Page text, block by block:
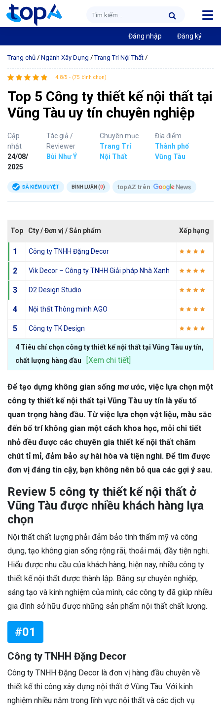
Đăng nhập Đăng ký
Trang chủ / Ngành Xây Dựng /Trang Trí Nội Thất /
4.8/5 - (75 bình chọn)
Top 5 Công ty thiết kế nội thất tại
Vũng Tàu uy tín chuyên nghiệp
Cập
nhật
24/08/
2025
Tác giả /
Reviewer
Bùi Như Ý
Chuyên mục
Trang Trí
Nội Thất
Địa điểm
Thành phố
Vũng Tàu
ĐÃ KIỂM DUYỆT BÌNH LUẬN (0) topAZ trên
Top Cty / Đơn vị / Sản phẩm Xếp hạng
1 Công ty TNHH Đặng Decor
2 Vik Decor – Công ty TNHH Giải pháp Nhà Xanh
3 D2 Design Studio
4 Nội thất Thông minh AGO
5 Công ty TK Design
4 Tiêu chí chọn công ty thiết kế nội thất tại Vũng Tàu uy tín,
chất lượng hàng đầu
[Xem chi tiết]
Để tạo dựng không gian sống mơ ước, việc lựa chọn một
công ty thiết kế nội thất tại Vũng Tàu uy tín là yếu tố
quan trọng hàng đầu. Từ việc lựa chọn vật liệu, màu sắc
đến bố trí không gian một cách khoa học, mỗi chi tiết
nhỏ đều được các chuyên gia thiết kế nội thất chăm
chút tỉ mỉ, đảm bảo sự hài hòa và tiện nghi. Để tìm được
đơn vị đáng tin cậy, bạn không nên bỏ qua các gợi ý sau.
Review 5 công ty thiết kế nội thất ở
Vũng Tàu được nhiều khách hàng lựa
chọn
Nội thất chất lượng phải đảm bảo tính thẩm mỹ và công
dụng, tạo không gian sống rộng rãi, thoải mái, đầy tiện nghi.
Hiểu được nhu cầu của khách hàng, hiện nay, nhiều công ty
thiết kế nội thất được thành lập. Bằng sự chuyên nghiệp,
sáng tạo và kinh nghiệm của mình, các công ty đã giúp nhiều
gia đình sở hữu được những sản phẩm nội thất chất lượng.
#01
Công ty TNHH Đặng Decor
Công ty TNHH Đặng Decor là đơn vị hàng đầu chuyên về
thiết kế thi công xây dựng nội thất ở Vũng Tàu. Với kinh
nghiệm nhiều năm trong lĩnh vực nội thất và các dịch vụ